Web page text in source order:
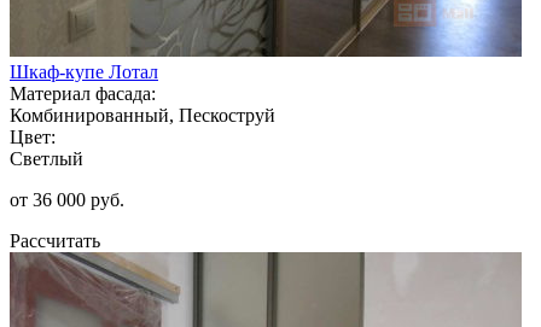
Шкаф-купе Лотал
Материал фасада:
Комбинированный, Пескоструй
Цвет:
Светлый
от 36 000 руб.
Рассчитать